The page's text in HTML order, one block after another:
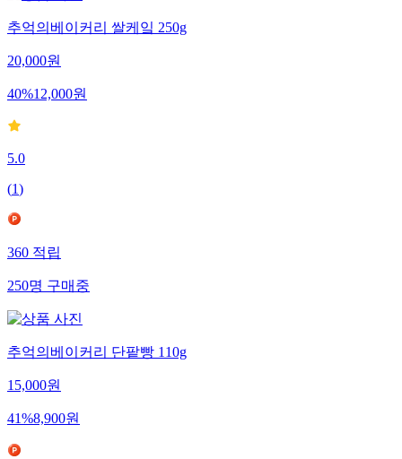
추억의베이커리 쌀케잌 250g
20,000원
40%12,000원
5.0
(1)
360적립
250명구매중
추억의베이커리 단팥빵 110g
15,000원
41%8,900원